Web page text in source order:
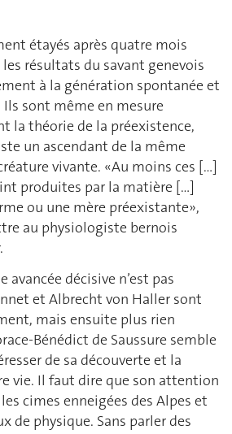
étayés après quatre mois
résultats du savant genevois
à la génération spontanée et
sont même en mesure
la théorie de la préexistence,
un ascendant de la même
vivante. «Au moins ces […]
produites par la matière […]
ou une mère préexistante»,
au physiologiste bernois
décisive n’est pas
et Albrecht von Haller sont
mais ensuite plus rien
Bénédict de Saussure semble
de sa découverte et la
vie. Il faut dire que son attention
cimes enneigées des Alpes et
de physique. Sans parler des